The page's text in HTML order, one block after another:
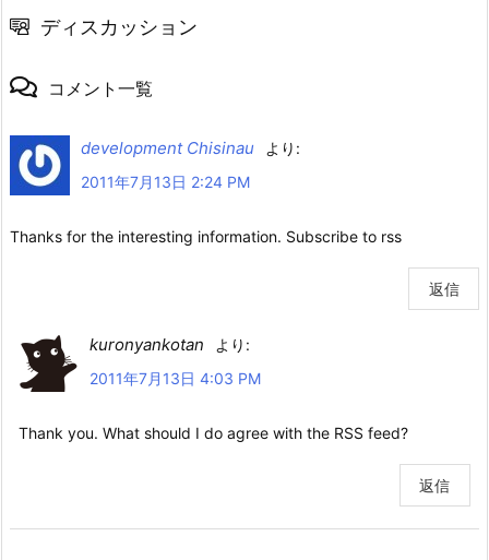
ディスカッション
コメント一覧
development Chisinau
より:
2011年7月13日 2:24 PM
Thanks for the interesting information. Subscribe to rss
返信
kuronyankotan
より:
2011年7月13日 4:03 PM
Thank you. What should I do agree with the RSS feed?
返信